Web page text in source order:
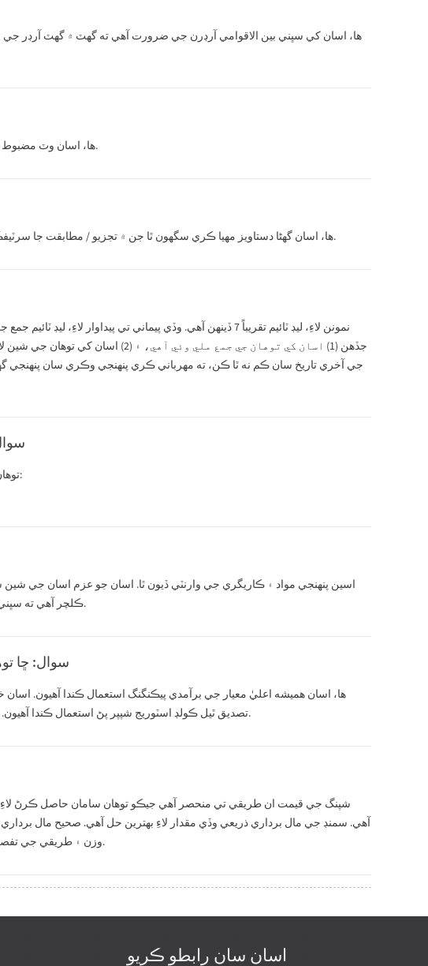
ها، اسان کي سڀني بين الاقوامي آرڊرن جي ضرورت آهي ته گهٽ ۾ گهٽ آرڊر جي
ها، اسان وٽ مضبوط ترقي ڪندڙ ٽيم آهي. شيون توهان جي درخواست مطابق ٺاهي سگھجن ٿيون.
ها، اسان گھڻا دستاويز مهيا ڪري سگھون ٿا جن ۾ تجزيو / مطابقت جا سرٽيفڪيٽ؛ انشورنس؛ اصليت، ۽ ٻيا برآمد دستاويز شامل آهن جتي ضرورت هجي.
جڏهن (1) اسان کي توهان جي جمع ملي
جي آخري تاريخ سان ڪم نه ٿا ڪن، ته مهرباني ڪري پنهنجي وڪري سان
توهان اسان جي بئنڪ اڪائونٽ، ويسٽرن يونين يا پي پال ۾ ادائيگي ڪري سگهو ٿا:
اسين پنهنجي مواد ۽ ڪاريگري جي وارنٽي ڏيون ٿا. اسان جو عزم اسان جي شين
ڪلچر آهي ته سڀني گراهڪن جي مسئلن کي حل ڪيو وڃي ته جيئن هر ڪنهن جي اطمينان ٿئي.
سوال: ڇا
ها، اسان هميشه اعليٰ معيار جي برآمدي پيڪنگنگ استعمال ڪندا آهيون.
تصديق ٿيل ڪولڊ اسٽوريج شپپر پڻ استعمال ڪندا آهيون. ماهر پيڪنگ ۽ غير معياري پيڪنگ جي گهرجن تي اضافي چارج ٿي سگهي ٿو.
شپنگ جي قيمت ان طريقي تي منحصر آهي جيڪو توهان سامان حاصل ڪرڻ لاءِ
آهي. سمنڊ جي مال برداري ذريعي وڏي مقدار لاءِ بهترين حل آهي. صحيح مال
وزن ۽ طريقي جي تفصيل جي خبر هجي. وڌيڪ معلومات لاءِ مهرباني ڪري اسان سان رابطو ڪريو.
اسان سان رابطو ڪريو